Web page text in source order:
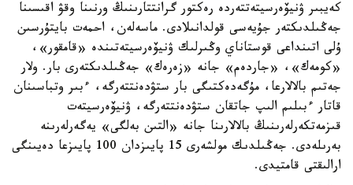
كەيبىر ۋنيۆەرسيتەتتەردە رەكتور گرانتتارىنىڭ ورنىنا وقۋ اقىسىنا
جەڭىلدىكتەر جۇيەسى قولدانىلادى. ماسەلەن، احمەت بايتۇرسىن
ۇلى اتىنداعى قوستاناي وڭىرلىك ۋنيۆەرسيتەتىندە «قامقور»،
«كومەك»، «جاردەم» جانە «زەرەك» جەڭىلدىكتەرى بار. ولار
جەتىم بالالارعا، مۇگەدەكتىگى بار ستۋدەنتتەرگە، ءبىر وتباسىنان
قاتار ءبىلىم الىپ جاتقان ستۋدەنتتەرگە، ۋنيۆەرسيتەت
قىزمەتكەرلەرىنىڭ بالالارىنا جانە «التىن بەلگى» يەگەرلەرىنە
بەرىلەدى. جەڭىلدىك مولشەرى 15 پايىزدان 100 پايىزعا دەيىنگى
ارالىقتى قامتيدى.